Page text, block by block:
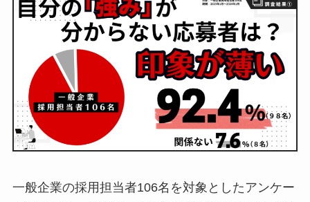
一般企業の採用担当者106名を対象としたアンケー